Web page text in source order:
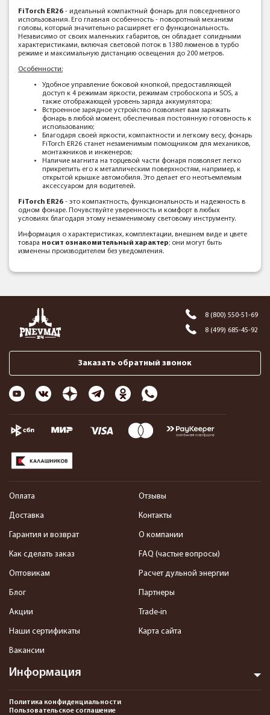
FiTorch ER26 - идеальный компактный фонарь для повседневного
использования. Его главная особенность - поворотный механизм
головы, который значительно расширяет его функциональность.
Независимо от своих маленьких габаритов, он обладает солидными
характеристиками, включая световой поток в 1380 люменов в турбо
режиме и максимальную дистанцию освещения до 200 метров.
Особенности:
Удобное управление боковой кнопкой, предоставляющей
доступ к 4 режимам яркости, режимам стробоскопа и SOS, а
также отображающей уровень заряда аккумулятора;
Встроенное зарядное устройство позволяет вам заряжать
фонарь в любой момент, обеспечивая постоянную готовность к
использованию;
Благодаря своей яркости, компактности и легкому весу, фонарь
FiTorch ER26 станет незаменимым помощником для механиков,
монтажников и инженеров;
Наличие магнита на торцевой части фонаря позволяет легко
прикрепить его к металлическим поверхностям, например, к
открытой крышке автомобиля. Это делает его неотъемлемым
аксессуаром для водителей.
FiTorch ER26 - это компактность, функциональность и надежность в
одном фонаре. Почувствуйте уверенность и комфорт в любых
условиях благодаря этому незаменимому световому инструменту.
Информация о характеристиках, комплектации, внешнем виде и цвете
товара носит ознакомительный характер; они могут быть
изменены производителем без уведомления.
8 (800) 550-51-69
8 (499) 685-45-92
Заказать обратный звонок
Информация
Оплата
Доставка
Гарантия и возврат
Как сделать заказ
Оптовикам
Блог
Акции
Наши сертификаты
Вакансии
Отзывы
Контакты
О компании
FAQ (частые вопросы)
Расчет дульной энергии
Партнеры
Trade-in
Карта сайта
Политика конфиденциальности
Пользовательское соглашение